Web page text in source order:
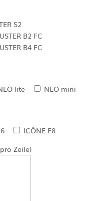
S2
B2 FC
B4 FC
lite
NEO mini
ICÔNE F8
Zeile)